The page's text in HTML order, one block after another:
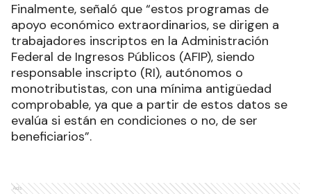
Finalmente, señaló que “estos programas de
apoyo económico extraordinarios, se dirigen a
trabajadores inscriptos en la Administración
Federal de Ingresos Públicos (AFIP), siendo
responsable inscripto (RI), autónomos o
monotributistas, con una mínima antigüedad
comprobable, ya que a partir de estos datos se
evalúa si están en condiciones o no, de ser
beneficiarios”.
Ads